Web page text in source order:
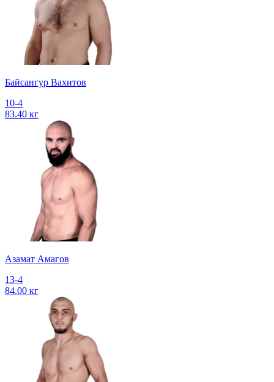
Байсангур Вахитов
10-4
83.40 кг
Азамат Амагов
13-4
84.00 кг